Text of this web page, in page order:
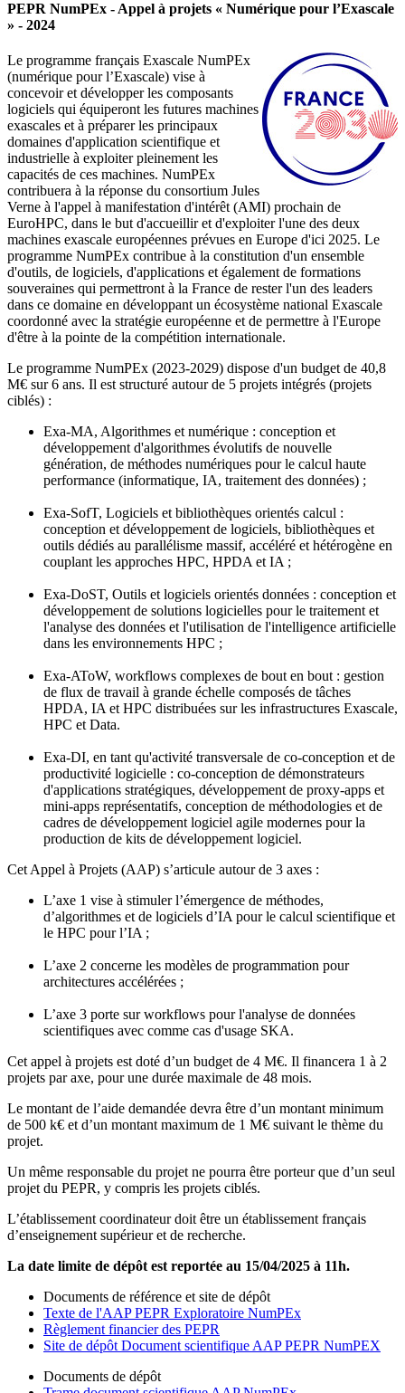
PEPR NumPEx - Appel à projets « Numérique pour l’Exascale
» - 2024
Le programme français Exascale NumPEx
(numérique pour l’Exascale) vise à
concevoir et développer les composants
logiciels qui équiperont les futures machines
exascales et à préparer les principaux
domaines d'application scientifique et
industrielle à exploiter pleinement les
capacités de ces machines. NumPEx
contribuera à la réponse du consortium Jules
Verne à l'appel à manifestation d'intérêt (AMI) prochain de
EuroHPC, dans le but d'accueillir et d'exploiter l'une des deux
machines exascale européennes prévues en Europe d'ici 2025. Le
programme NumPEx contribue à la constitution d'un ensemble
d'outils, de logiciels, d'applications et également de formations
souveraines qui permettront à la France de rester l'un des leaders
dans ce domaine en développant un écosystème national Exascale
coordonné avec la stratégie européenne et de permettre à l'Europe
d'être à la pointe de la compétition internationale.
Le programme NumPEx (2023-2029) dispose d'un budget de 40,8
M€ sur 6 ans. Il est structuré autour de 5 projets intégrés (projets
ciblés) :
Exa-MA, Algorithmes et numérique : conception et
développement d'algorithmes évolutifs de nouvelle
génération, de méthodes numériques pour le calcul haute
performance (informatique, IA, traitement des données) ;
Exa-SofT, Logiciels et bibliothèques orientés calcul :
conception et développement de logiciels, bibliothèques et
outils dédiés au parallélisme massif, accéléré et hétérogène en
couplant les approches HPC, HPDA et IA ;
Exa-DoST, Outils et logiciels orientés données : conception et
développement de solutions logicielles pour le traitement et
l'analyse des données et l'utilisation de l'intelligence artificielle
dans les environnements HPC ;
Exa-AToW, workflows complexes de bout en bout : gestion
de flux de travail à grande échelle composés de tâches
HPDA, IA et HPC distribuées sur les infrastructures Exascale,
HPC et Data.
Exa-DI, en tant qu'activité transversale de co-conception et de
productivité logicielle : co-conception de démonstrateurs
d'applications stratégiques, développement de proxy-apps et
mini-apps représentatifs, conception de méthodologies et de
cadres de développement logiciel agile modernes pour la
production de kits de développement logiciel.
Cet Appel à Projets (AAP) s’articule autour de 3 axes :
L’axe 1 vise à stimuler l’émergence de méthodes,
d’algorithmes et de logiciels d’IA pour le calcul scientifique et
le HPC pour l’IA ;
L’axe 2 concerne les modèles de programmation pour
architectures accélérées ;
L’axe 3 porte sur workflows pour l'analyse de données
scientifiques avec comme cas d'usage SKA.
Cet appel à projets est doté d’un budget de 4 M€. Il financera 1 à 2
projets par axe, pour une durée maximale de 48 mois.
Le montant de l’aide demandée devra être d’un montant minimum
de 500 k€ et d’un montant maximum de 1 M€ suivant le thème du
projet.
Un même responsable du projet ne pourra être porteur que d’un seul
projet du PEPR, y compris les projets ciblés.
L’établissement coordinateur doit être un établissement français
d’enseignement supérieur et de recherche.
La date limite de dépôt est reportée au 15/04/2025 à 11h.
Documents de référence et site de dépôt
Texte de l'AAP PEPR Exploratoire NumPEx
Règlement financier des PEPR
Site de dépôt Document scientifique AAP PEPR NumPEX
Documents de dépôt